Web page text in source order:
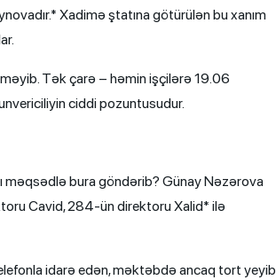
Xadimə ştatına götürülən bu xanım
Tək çarə – həmin işçilərə 19.06
ciddi pozuntusudur.
məqsədlə bura göndərib? Günay Nəzərova
Cavid, 284-ün direktoru Xalid* ilə
idarə edən, məktəbdə ancaq tort yeyib